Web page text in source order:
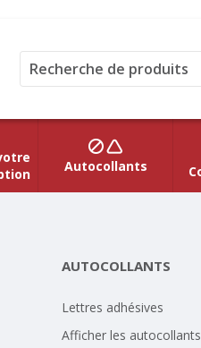
Autocollants
AUTOCOLLANTS
Lettres adhésives
Afficher les autocollants